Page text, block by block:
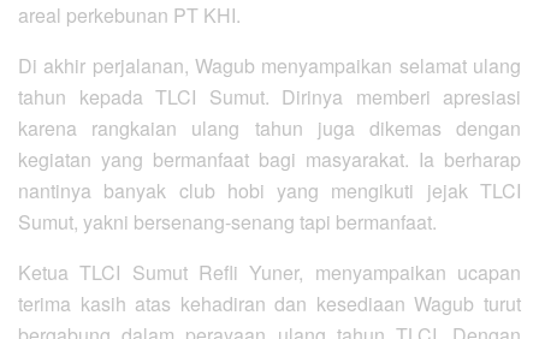
areal perkebunan PT KHI.
Di akhir perjalanan, Wagub menyampaikan selamat ulang
tahun kepada TLCI Sumut. Dirinya memberi apresiasi
karena rangkaian ulang tahun juga dikemas dengan
kegiatan yang bermanfaat bagi masyarakat. Ia berharap
nantinya banyak club hobi yang mengikuti jejak TLCI
Sumut, yakni bersenang-senang tapi bermanfaat.
Ketua TLCI Sumut Refli Yuner, menyampaikan ucapan
terima kasih atas kehadiran dan kesediaan Wagub turut